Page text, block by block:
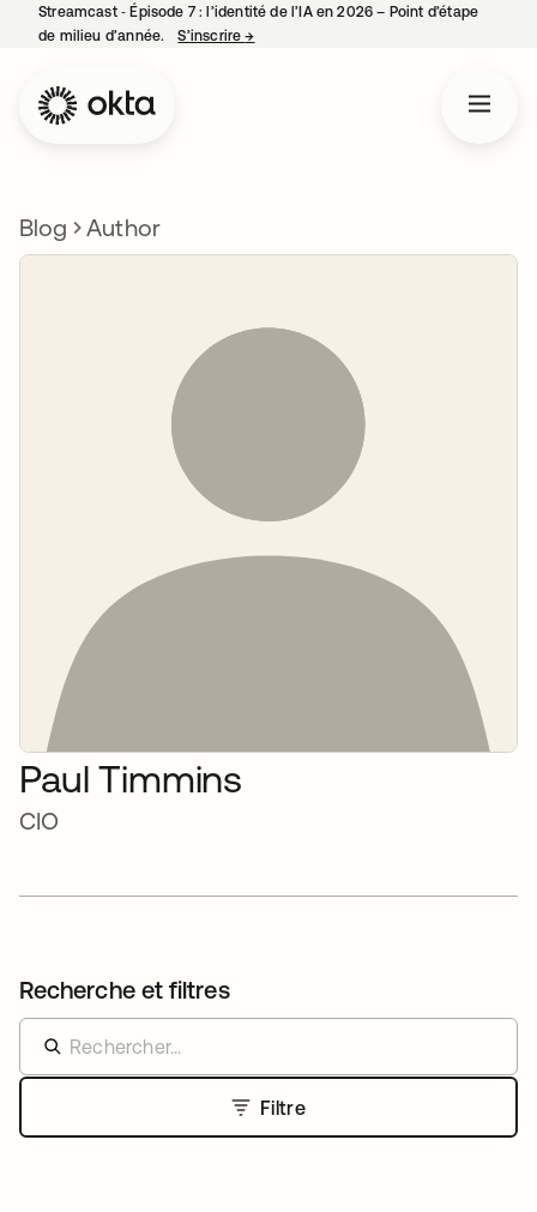
Streamcast ‑ Épisode 7 : l’identité de l’IA en 2026 – Point d’étape
de milieu d’année.
S’inscrire→
Blog Author
Paul Timmins
CIO
Recherche et filtres
Filtre